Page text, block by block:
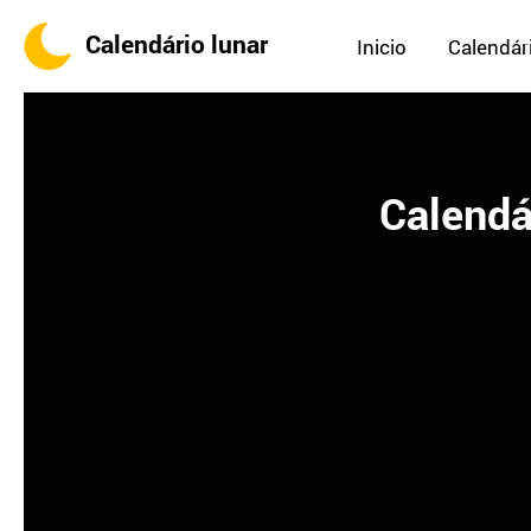
Calendário lunar Inicio